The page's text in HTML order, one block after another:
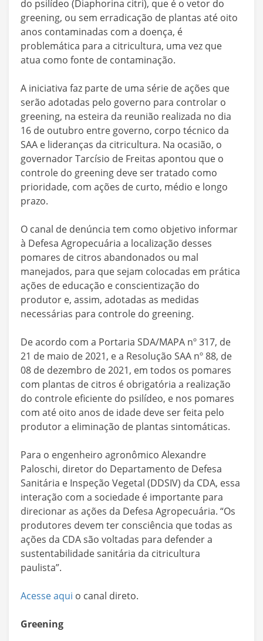
do psilídeo (Diaphorina citri), que é o vetor do
greening, ou sem erradicação de plantas até oito
anos contaminadas com a doença, é
problemática para a citricultura, uma vez que
atua como fonte de contaminação.
A iniciativa faz parte de uma série de ações que
serão adotadas pelo governo para controlar o
greening, na esteira da reunião realizada no dia
16 de outubro entre governo, corpo técnico da
SAA e lideranças da citricultura. Na ocasião, o
governador Tarcísio de Freitas apontou que o
controle do greening deve ser tratado como
prioridade, com ações de curto, médio e longo
prazo.
O canal de denúncia tem como objetivo informar
à Defesa Agropecuária a localização desses
pomares de citros abandonados ou mal
manejados, para que sejam colocadas em prática
ações de educação e conscientização do
produtor e, assim, adotadas as medidas
necessárias para controle do greening.
De acordo com a Portaria SDA/MAPA nº 317, de
21 de maio de 2021, e a Resolução SAA nº 88, de
08 de dezembro de 2021, em todos os pomares
com plantas de citros é obrigatória a realização
do controle eficiente do psilídeo, e nos pomares
com até oito anos de idade deve ser feita pelo
produtor a eliminação de plantas sintomáticas.
Para o engenheiro agronômico Alexandre
Paloschi, diretor do Departamento de Defesa
Sanitária e Inspeção Vegetal (DDSIV) da CDA, essa
interação com a sociedade é importante para
direcionar as ações da Defesa Agropecuária. “Os
produtores devem ter consciência que todas as
ações da CDA são voltadas para defender a
sustentabilidade sanitária da citricultura
paulista”.
Acesse aqui o canal direto.
Greening